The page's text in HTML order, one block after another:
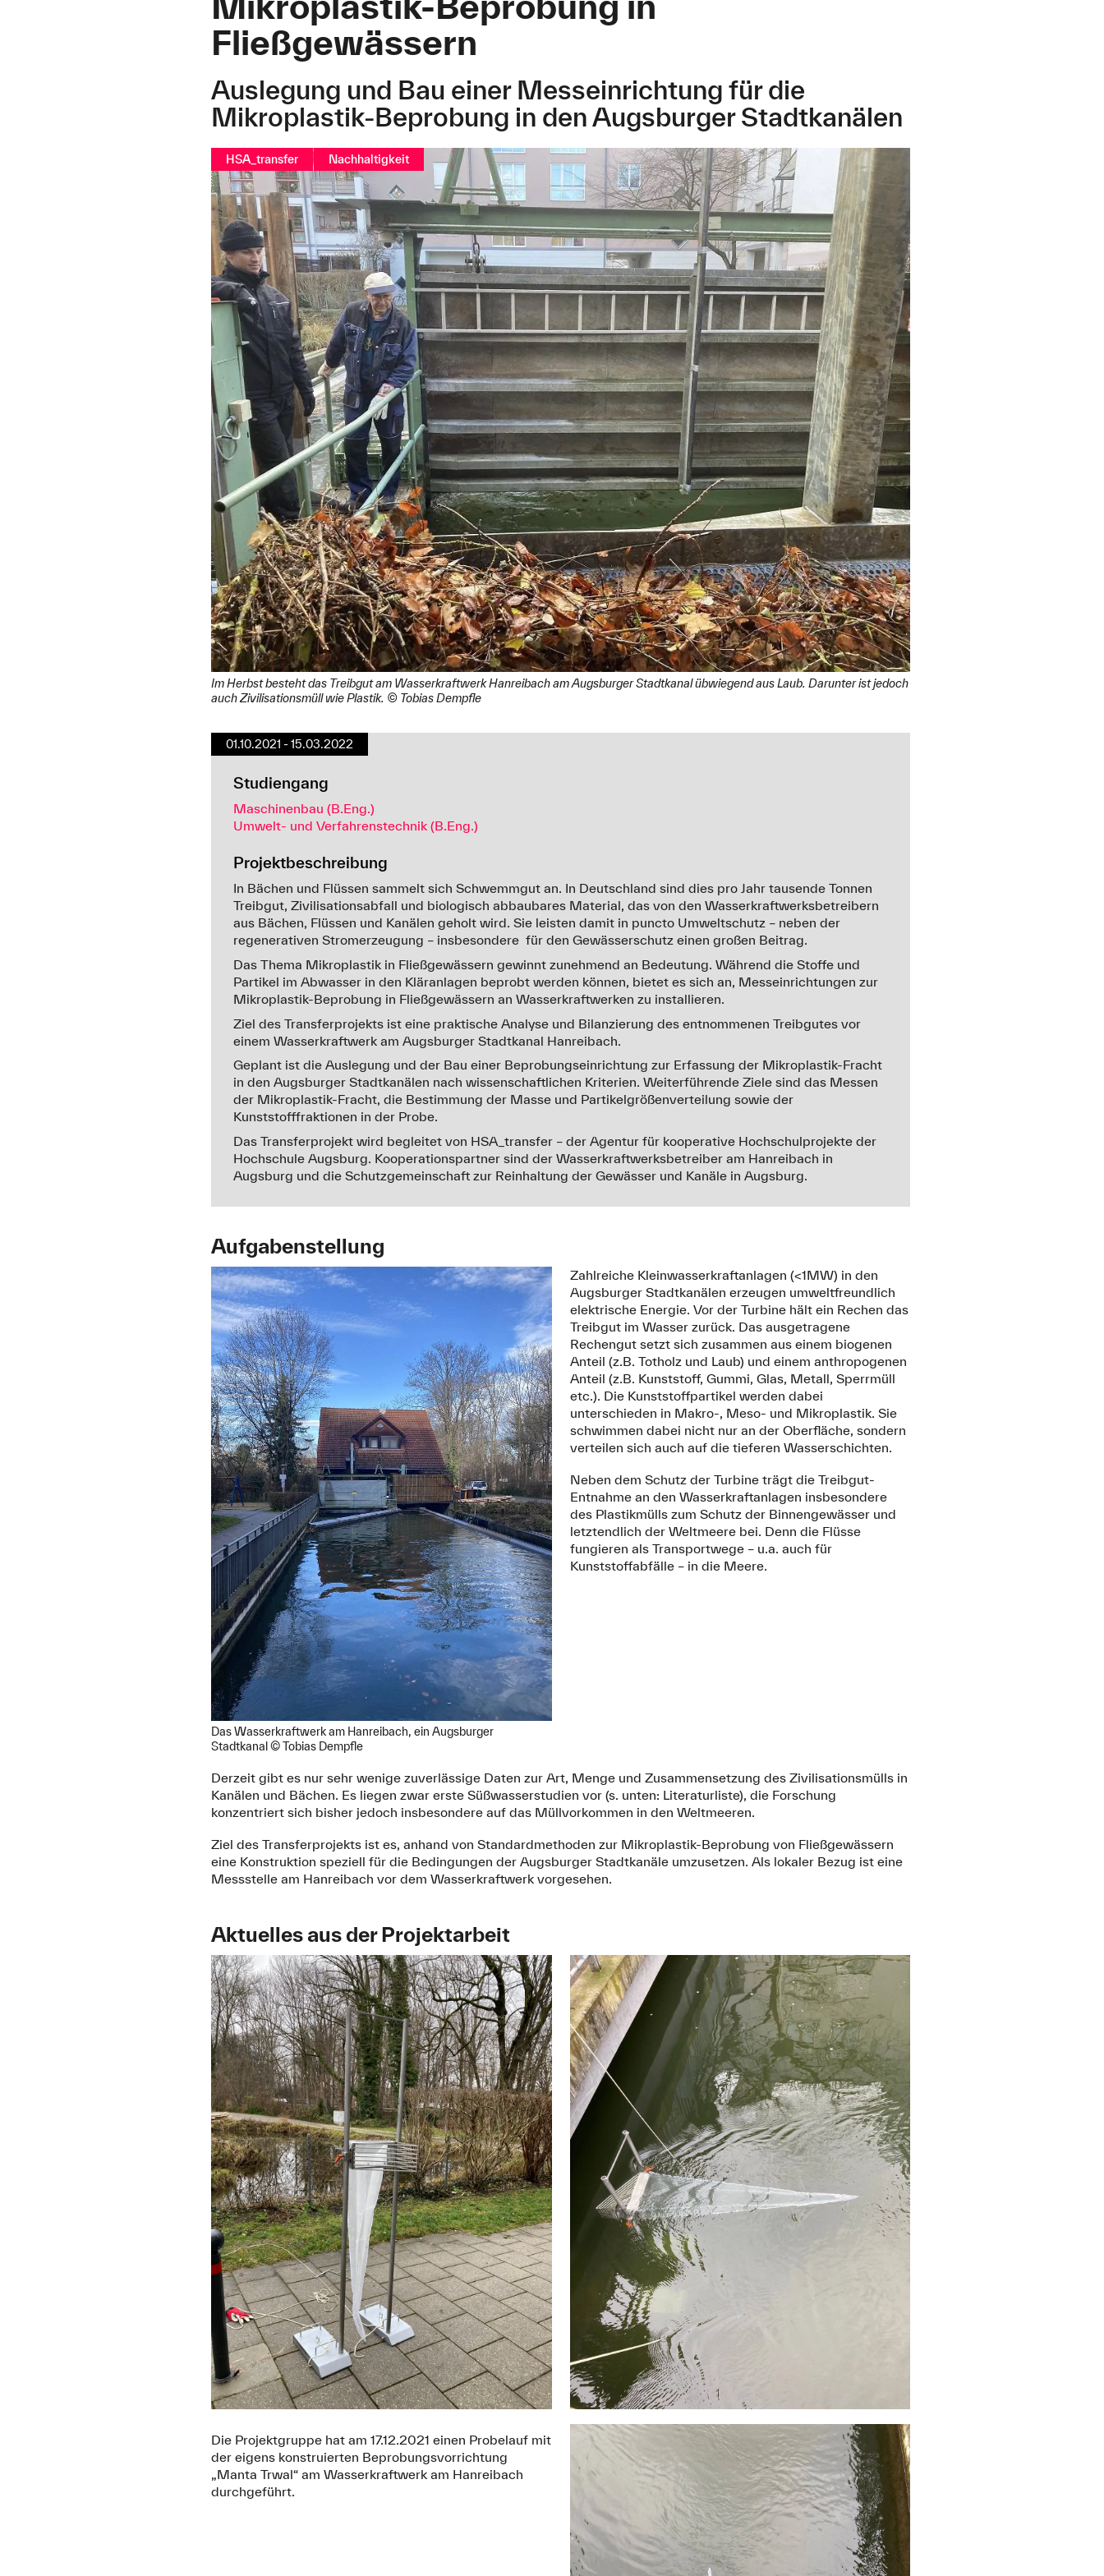
Fließgewässern
Auslegung und Bau einer Messeinrichtung für die
Mikroplastik-Beprobung in den Augsburger Stadtkanälen
HSA_transfer Nachhaltigkeit
Im Herbst besteht das Treibgut am Wasserkraftwerk Hanreibach am Augsburger Stadtkanal übwiegend aus Laub. Darunter ist jedoch
auch Zivilisationsmüll wie Plastik. © Tobias Dempfle
01.10.2021 - 15.03.2022
Studiengang
Maschinenbau (B.Eng.)
Umwelt- und Verfahrenstechnik (B.Eng.)
Projektbeschreibung
In Bächen und Flüssen sammelt sich Schwemmgut an. In Deutschland sind dies pro Jahr tausende Tonnen
Treibgut, Zivilisationsabfall und biologisch abbaubares Material, das von den Wasserkraftwerksbetreibern
aus Bächen, Flüssen und Kanälen geholt wird. Sie leisten damit in puncto Umweltschutz – neben der
regenerativen Stromerzeugung – insbesondere für den Gewässerschutz einen großen Beitrag.
Das Thema Mikroplastik in Fließgewässern gewinnt zunehmend an Bedeutung. Während die Stoffe und
Partikel im Abwasser in den Kläranlagen beprobt werden können, bietet es sich an, Messeinrichtungen zur
Mikroplastik-Beprobung in Fließgewässern an Wasserkraftwerken zu installieren.
Ziel des Transferprojekts ist eine praktische Analyse und Bilanzierung des entnommenen Treibgutes vor
einem Wasserkraftwerk am Augsburger Stadtkanal Hanreibach.
Geplant ist die Auslegung und der Bau einer Beprobungseinrichtung zur Erfassung der Mikroplastik-Fracht
in den Augsburger Stadtkanälen nach wissenschaftlichen Kriterien. Weiterführende Ziele sind das Messen
der Mikroplastik-Fracht, die Bestimmung der Masse und Partikelgrößenverteilung sowie der
Kunststofffraktionen in der Probe.
Das Transferprojekt wird begleitet von HSA_transfer – der Agentur für kooperative Hochschulprojekte der
Hochschule Augsburg. Kooperationspartner sind der Wasserkraftwerksbetreiber am Hanreibach in
Augsburg und die Schutzgemeinschaft zur Reinhaltung der Gewässer und Kanäle in Augsburg.
Aufgabenstellung
Das Wasserkraftwerk am Hanreibach, ein Augsburger
Stadtkanal © Tobias Dempfle
Zahlreiche Kleinwasserkraftanlagen (<1MW) in den
Augsburger Stadtkanälen erzeugen umweltfreundlich
elektrische Energie. Vor der Turbine hält ein Rechen das
Treibgut im Wasser zurück. Das ausgetragene
Rechengut setzt sich zusammen aus einem biogenen
Anteil (z.B. Totholz und Laub) und einem anthropogenen
Anteil (z.B. Kunststoff, Gummi, Glas, Metall, Sperrmüll
etc.). Die Kunststoffpartikel werden dabei
unterschieden in Makro-, Meso- und Mikroplastik. Sie
schwimmen dabei nicht nur an der Oberfläche, sondern
verteilen sich auch auf die tieferen Wasserschichten.
Neben dem Schutz der Turbine trägt die Treibgut-
Entnahme an den Wasserkraftanlagen insbesondere
des Plastikmülls zum Schutz der Binnengewässer und
letztendlich der Weltmeere bei. Denn die Flüsse
fungieren als Transportwege – u.a. auch für
Kunststoffabfälle – in die Meere.
Derzeit gibt es nur sehr wenige zuverlässige Daten zur Art, Menge und Zusammensetzung des Zivilisationsmülls in
Kanälen und Bächen. Es liegen zwar erste Süßwasserstudien vor (s. unten: Literaturliste), die Forschung
konzentriert sich bisher jedoch insbesondere auf das Müllvorkommen in den Weltmeeren.
Ziel des Transferprojekts ist es, anhand von Standardmethoden zur Mikroplastik-Beprobung von Fließgewässern
eine Konstruktion speziell für die Bedingungen der Augsburger Stadtkanäle umzusetzen. Als lokaler Bezug ist eine
Messstelle am Hanreibach vor dem Wasserkraftwerk vorgesehen.
Aktuelles aus der Projektarbeit
Die Projektgruppe hat am 17.12.2021 einen Probelauf mit
der eigens konstruierten Beprobungsvorrichtung
„Manta Trwal“ am Wasserkraftwerk am Hanreibach
durchgeführt.